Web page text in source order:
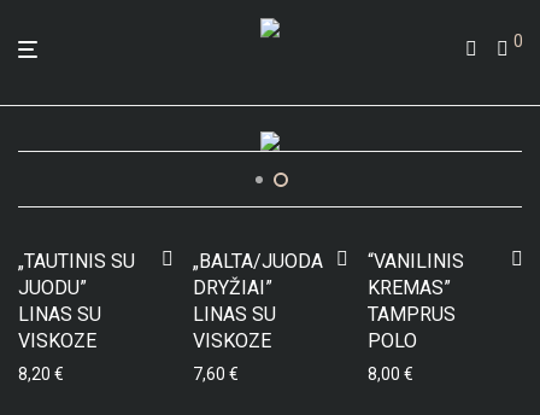
0
„TAUTINIS SU
JUODU”
LINAS SU
VISKOZE
8,20 €
„BALTA/JUODA
DRYŽIAI”
LINAS SU
VISKOZE
7,60 €
“VANILINIS
KREMAS”
TAMPRUS
POLO
8,00 €